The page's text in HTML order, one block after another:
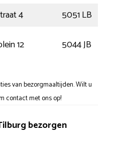
4 5051 LB
12 5044 JB
van bezorgmaaltijden. Wilt u
contact met ons op!
bezorgen